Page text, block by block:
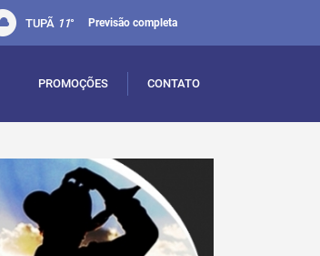
TUPÃ 11° Previsão completa
PROMOÇÕES CONTATO